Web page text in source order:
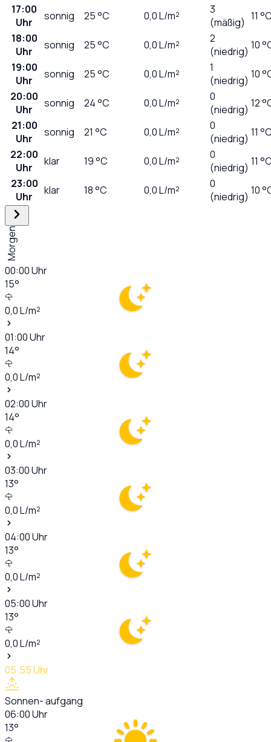
17:00
Uhr
sonnig 25°C 0,0L/m²
3
(mäßig) 11
18:00
Uhr
sonnig 25°C 0,0L/m²
2
(niedrig) 10
19:00
Uhr
sonnig 25°C 0,0L/m²
1
(niedrig) 10
20:00
Uhr
sonnig 24°C 0,0L/m²
0
(niedrig) 12
21:00
Uhr
sonnig 21 °C 0,0L/m²
0
(niedrig) 11
22:00
Uhr
klar 19°C 0,0L/m²
0
(niedrig) 11
23:00
Uhr
klar 18°C 0,0L/m²
0
(niedrig) 10
Morgen
00:00Uhr
15°
0,0L/m²
01:00Uhr
14°
0,0L/m²
02:00Uhr
14°
0,0L/m²
03:00Uhr
13°
0,0L/m²
04:00Uhr
13°
0,0L/m²
05:00Uhr
13°
0,0L/m²
05:55Uhr
Sonnen- aufgang
06:00Uhr
13°